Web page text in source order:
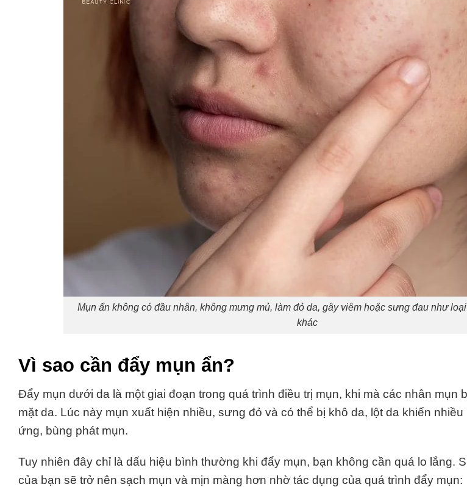
Mụn ẩn không có đầu nhân, không mưng mủ, làm đỏ da, gây viêm hoặc sưng đau như
khác
Vì sao cần đẩy mụn ẩn?
Đẩy mụn dưới da là một giai đoạn trong quá trình điều trị mụn, khi mà các nhân mụn
mặt da. Lúc này mụn xuất hiện nhiều, sưng đỏ và có thể bị khô da, lột da khiến
ứng, bùng phát mụn.
Tuy nhiên đây chỉ là dấu hiệu bình thường khi đẩy mụn, bạn không cần quá lo lắng.
của bạn sẽ trở nên sạch mụn và mịn màng hơn nhờ tác dụng của quá trình đẩy mụn: